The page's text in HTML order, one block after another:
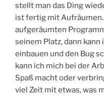
stellt man das Ding
ist fertig mit
aufgeräumten
seinem Platz, dann
einbauen und den Bug
kann ich mich bei der
Spaß macht oder
viel Zeit mit etwas, was